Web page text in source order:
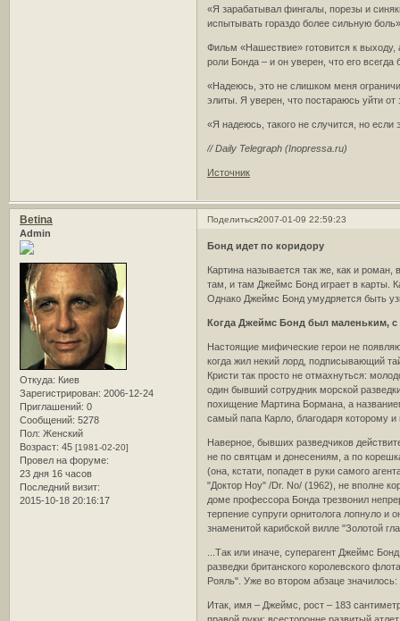
«Я зарабатывал фингалы, порезы и
испытывать гораздо более сильную
Фильм «Нашествие» готовится к
роли Бонда – и он уверен, что его
«Надеюсь, это не слишком меня
элиты. Я уверен, что постараюсь уйти
«Я надеюсь, такого не случится, но если
// Daily Telegraph (Inopressa.ru)
Источник
Поделиться2007-01-09 22:59:23
Betina
Admin
Откуда: Киев
Зарегистрирован: 2006-12-24
Приглашений: 0
Сообщений: 5278
Пол: Женский
Возраст: 45 [1981-02-20]
Провел на форуме:
23 дня 16 часов
Последний визит:
2015-10-18 20:16:17
Бонд идет по коридору
Картина называется так же, как и
там, и там Джеймс Бонд играет в карты.
Однако Джеймс Бонд умудряется быть
Когда Джеймс Бонд был маленьким, с
Настоящие мифические герои не
когда жил некий лорд, подписывающий
Кристи так просто не отмахнуться:
один бывший сотрудник морской
похищение Мартина Бормана, а
самый папа Карло, благодаря которому
Наверное, бывших разведчиков
не по святцам и донесениям, а по
(она, кстати, попадет в руки самого
"Доктор Ноу" /Dr. No/ (1962), не вполне
доме профессора Бонда трезвонил
терпение супруги орнитолога лопнуло и
знаменитой карибской вилле "Золотой
...Так или иначе, суперагент Джеймс
разведки британского королевского
Рояль". Уже во втором абзаце
Итак, имя – Джеймс, рост – 183